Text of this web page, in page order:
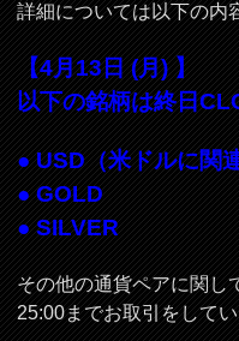
詳細については以下の内
【4月13日 (月) 】
以下の銘柄は終日
● USD（米ドルに関
● GOLD
● SILVER
その他の通貨ペアに関し
25:00までお取引をして